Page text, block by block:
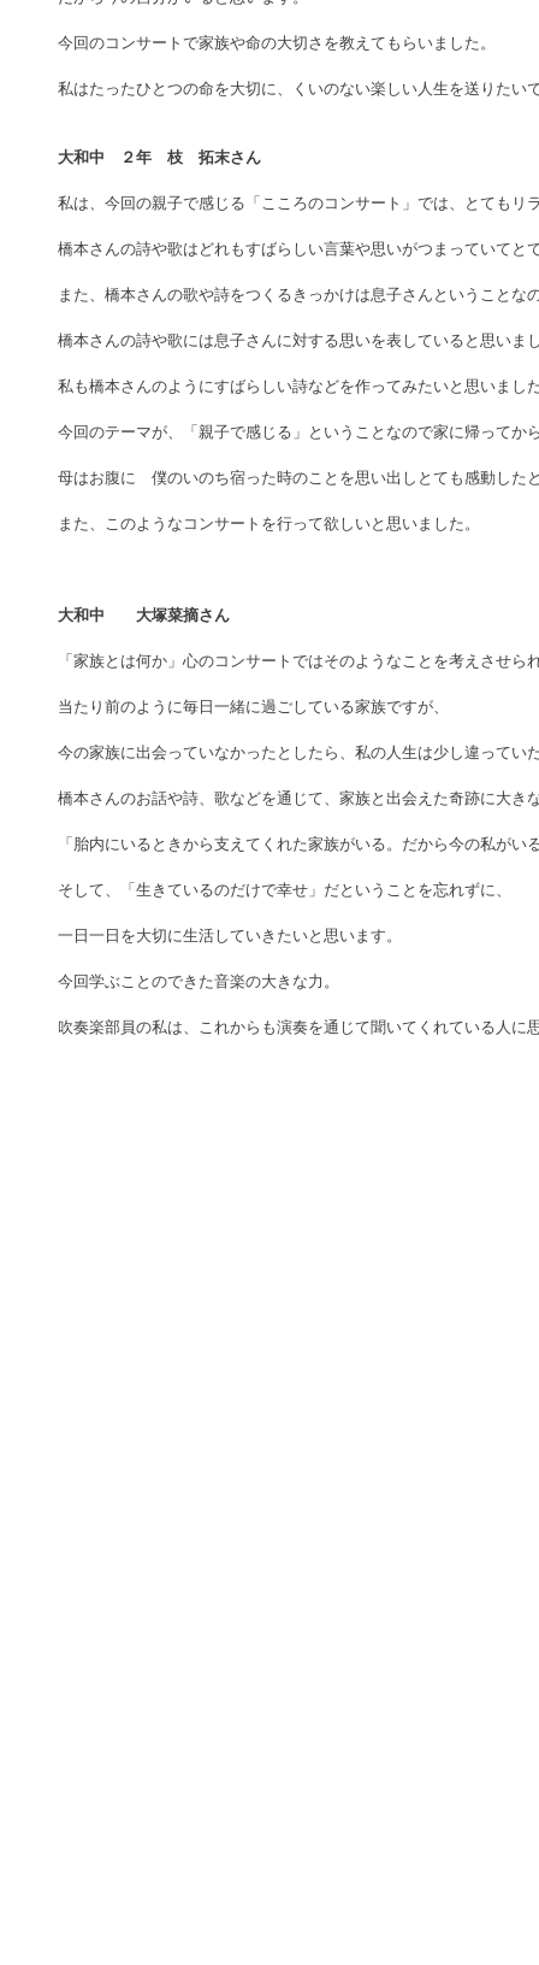
今回のコンサートで家族や命の大切さを教えてもらいました。
私はたったひとつの命を大切に、くいのない楽しい人生を送りたい
大和中　２年　枝　拓末さん
私は、今回の親子で感じる「こころのコンサート」では、とてもリ
橋本さんの詩や歌はどれもすばらしい言葉や思いがつまっていてと
また、橋本さんの歌や詩をつくるきっかけは息子さんということな
橋本さんの詩や歌には息子さんに対する思いを表していると思いま
私も橋本さんのようにすばらしい詩などを作ってみたいと思いまし
今回のテーマが、「親子で感じる」ということなので家に帰ってか
母はお腹に　僕のいのち宿った時のことを思い出しとても感動した
また、このようなコンサートを行って欲しいと思いました。
大和中　　大塚菜摘さん
「家族とは何か」心のコンサートではそのようなことを考えさせら
当たり前のように毎日一緒に過ごしている家族ですが、
今の家族に出会っていなかったとしたら、私の人生は少し違ってい
橋本さんのお話や詩、歌などを通じて、家族と出会えた奇跡に大き
「胎内にいるときから支えてくれた家族がいる。だから今の私がい
そして、「生きているのだけで幸せ」だということを忘れずに、
一日一日を大切に生活していきたいと思います。
今回学ぶことのできた音楽の大きな力。
吹奏楽部員の私は、これからも演奏を通じて聞いてくれている人